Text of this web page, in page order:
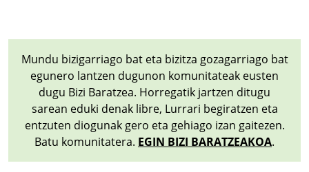
Mundu bizigarriago bat eta bizitza gozagarriago bat
egunero lantzen dugunon komunitateak eusten
dugu Bizi Baratzea. Horregatik jartzen ditugu
sarean eduki denak libre, Lurrari begiratzen eta
entzuten diogunak gero eta gehiago izan gaitezen.
Batu komunitatera. EGIN BIZI BARATZEAKOA.